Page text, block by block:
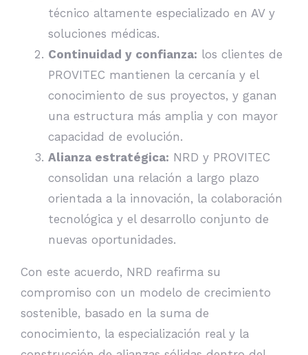
técnico altamente especializado en AV y
soluciones médicas.
Continuidad y confianza: los clientes de
PROVITEC mantienen la cercanía y el
conocimiento de sus proyectos, y ganan
una estructura más amplia y con mayor
capacidad de evolución.
Alianza estratégica: NRD y PROVITEC
consolidan una relación a largo plazo
orientada a la innovación, la colaboración
tecnológica y el desarrollo conjunto de
nuevas oportunidades.
Con este acuerdo, NRD reafirma su
compromiso con un modelo de crecimiento
sostenible, basado en la suma de
conocimiento, la especialización real y la